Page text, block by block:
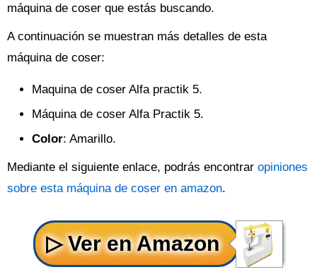
máquina de coser que estás buscando.
A continuación se muestran más detalles de esta
máquina de coser:
Maquina de coser Alfa practik 5.
Máquina de coser Alfa Practik 5.
Color: Amarillo.
Mediante el siguiente enlace, podrás encontrar opiniones
sobre esta máquina de coser en amazon.